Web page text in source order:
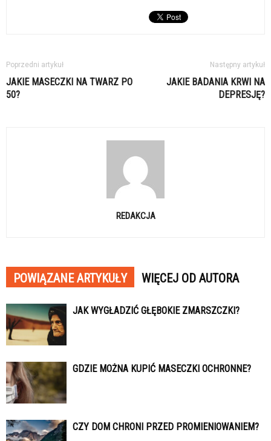
Poprzedni artykuł
JAKIE MASECZKI NA TWARZ PO
50?
Następny artykuł
JAKIE BADANIA KRWI NA
DEPRESJĘ?
REDAKCJA
POWIĄZANE ARTYKUŁY WIĘCEJ OD AUTORA
JAK WYGŁADZIĆ GŁĘBOKIE ZMARSZCZKI?
GDZIE MOŻNA KUPIĆ MASECZKI OCHRONNE?
CZY DOM CHRONI PRZED PROMIENIOWANIEM?